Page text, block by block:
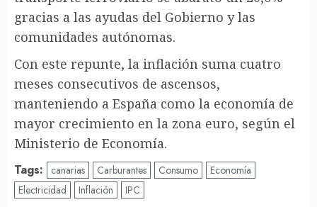
gracias a las ayudas del Gobierno y las
comunidades autónomas.
Con este repunte, la inflación suma cuatro
meses consecutivos de ascensos,
manteniendo a España como la economía de
mayor crecimiento en la zona euro, según el
Ministerio de Economía.
Tags: canarias Carburantes Consumo
Economía
Electricidad
Inflación IPC